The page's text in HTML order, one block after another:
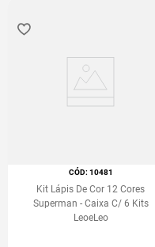
:10481
Kit Lápis De Cor 12 Cores
Superman - Caixa C/ 6 Kits
LeoeLeo